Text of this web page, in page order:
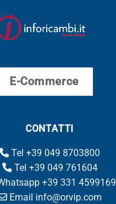
E-Commerce
CONTATTI
Tel +39 049 8703800
Tel +39 049 761604
+39 331 4599169
Email info@orvip.com